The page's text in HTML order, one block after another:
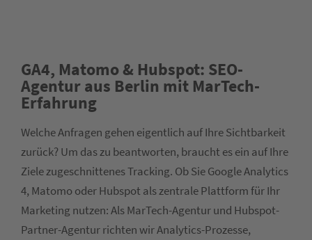
GA4, Matomo & Hubspot: SEO-
Agentur aus Berlin mit MarTech-
Erfahrung
Welche Anfragen gehen eigentlich auf Ihre Sichtbarkeit
zurück? Um das zu beantworten, braucht es ein auf Ihre
Ziele zugeschnittenes Tracking. Ob Sie Google Analytics
4, Matomo oder Hubspot als zentrale Plattform für Ihr
Marketing nutzen: Als MarTech-Agentur und Hubspot-
Partner-Agentur richten wir Analytics-Prozesse,